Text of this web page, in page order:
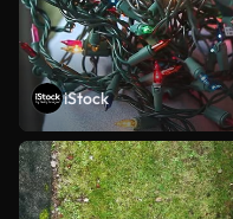
iStock